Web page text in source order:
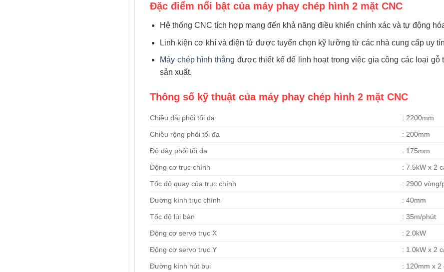
Đặc điểm nổi bật của máy phay chép hình 2 mặt CNC
Hệ thống CNC tích hợp mang đến khả năng điều khiển chính xác và tự động
Linh kiện cơ khí và điện tử được tuyển chọn kỹ lưỡng từ các nhà cung cấp uy
Máy chép hình thẳng được thiết kế để linh hoạt trong việc gia công các loại
sản xuất.
Thông số kỹ thuật của máy phay chép hình 2 mặt CNC
Chiều dài phôi tối đa : 2200mm
Chiều rộng phôi tối đa : 200mm
Độ dày phôi tối đa : 175mm
Động cơ trục chính : 7.5kW x 2
Tốc độ quay của trục chính : 2900 vòng/
Đường kính trục chính : 40mm
Tốc độ lùi bàn : 35m/phút
Động cơ servo trục X : 2.0kW
Động cơ servo trục Y : 1.0kW x 2
Đường kính hút bụi : 120mm x 2